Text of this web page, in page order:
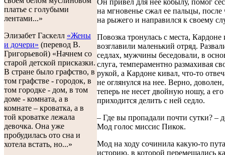
платье с голубыми
лентами...»
Элизабет Гаскелл «Жены
и дочери» (перевод В.
Григорьевой) «Начнем со
старой детской присказки.
В стране было графство, в
том графстве - городок, в
том городке - дом, в том
доме - комната, а в
комнате – кроватка, а в
той кроватке лежала
девочка. Она уже
пробудилась ото сна и
хотела встать, но...»
Он привел для нее кобылу, помог
на мгновенье сжал ее пальцы, после
на рыжего и направился к своему
Повозка тронулась с места, Кардоне
возглавили маленький отряд.
седлах, мужчины беседовали, в
слуга, темпераментно размахивая
рукой, а Кардоне кивал, что-то
не оглянулся на нее. Верно,
теперь не несет двойную ношу, а
приходится делить с ней седло.
– Где вы пропадали почти сутки? –
Мод голос миссис Пикок.
Мод на ходу сочинила какую-то
историю, в которой перемешались